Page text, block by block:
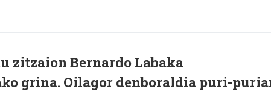
zitzaion Bernardo Labaka
grina. Oilagor denboraldia puri-